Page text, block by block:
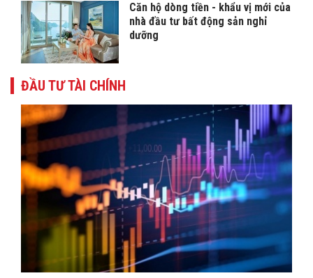
Căn hộ dòng tiền - khẩu vị mới của
nhà đầu tư bất động sản nghỉ
dưỡng
ĐẦU TƯ TÀI CHÍNH